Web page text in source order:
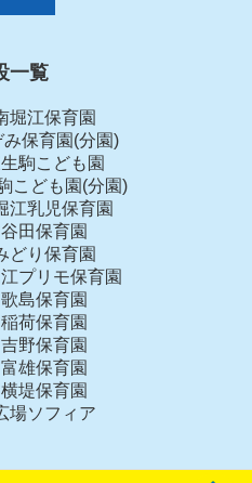
一覧
堀江保育園
保育園(分園)
駒こども園
こども園(分園)
江乳児保育園
田保育園
どり保育園
プリモ保育園
島保育園
荷保育園
野保育園
雄保育園
堤保育園
場ソフィア